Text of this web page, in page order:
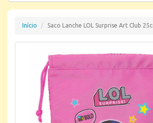
Início Saco Lanche LOL Surprise Art Club